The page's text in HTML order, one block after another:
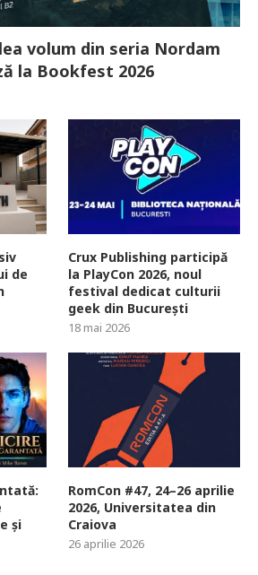
volum din seria Nordam
la Bookfest 2026
de
Crux Publishing participă
la PlayCon 2026, noul
festival dedicat culturii
geek din București
18 mai 2026
și
RomCon #47, 24–26 aprilie
2026, Universitatea din
Craiova
26 aprilie 2026